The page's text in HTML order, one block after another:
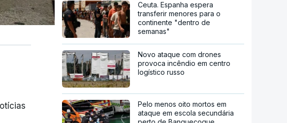
Ceuta. Espanha espera
transferir menores para o
continente "dentro de
semanas"
Novo ataque com drones
provoca incêndio em centro
logístico russo
Pelo menos oito mortos em
ataque em escola secundária